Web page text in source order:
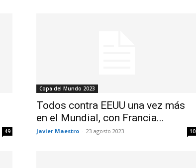
49
Copa del Mundo 2023
Todos contra EEUU una vez más
en el Mundial, con Francia...
Javier Maestro - 23 agosto 2023 10